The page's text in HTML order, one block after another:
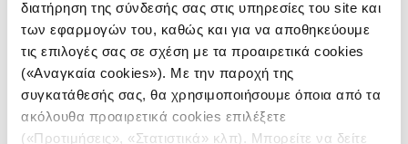
διατήρηση της σύνδεσής σας στις υπηρεσίες του site και
των εφαρμογών του, καθώς και για να αποθηκεύουμε
τις επιλογές σας σε σχέση με τα προαιρετικά cookies
(«Αναγκαία cookies»). Με την παροχή της
συγκατάθεσής σας, θα χρησιμοποιήσουμε όποια από τα
ακόλουθα προαιρετικά cookies επιλέξετε
(«Προτιμήσεις», «Στατιστικά» κλπ). Μπορείτε να δείτε
Πλοήγηση